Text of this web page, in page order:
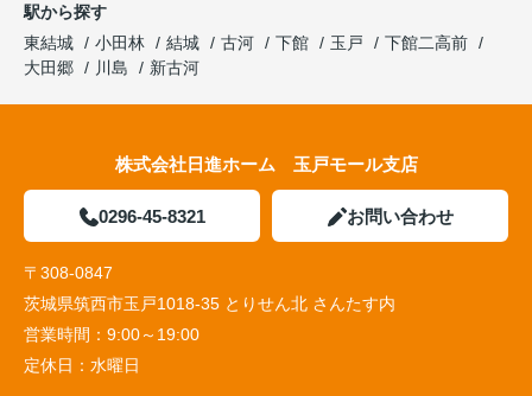
駅から探す
東結城
小田林 結城 古河 下館 玉戸
下館二高前
大田郷
川島 新古河
株式会社日進ホーム 玉戸モール支店
0296-45-8321 お問い合わせ
〒308-0847
茨城県筑西市玉戸1018-35 とりせん北 さんたす内
営業時間： 9:00～19:00
定休日： 水曜日